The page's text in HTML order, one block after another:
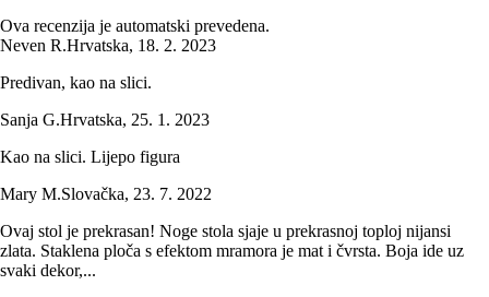
Ova recenzija je automatski prevedena.
Neven R.Hrvatska, 18. 2. 2023
Predivan, kao na slici.
Sanja G.Hrvatska, 25. 1. 2023
Kao na slici. Lijepo figura
Mary M.Slovačka, 23. 7. 2022
Ovaj stol je prekrasan! Noge stola sjaje u prekrasnoj toploj nijansi
zlata. Staklena ploča s efektom mramora je mat i čvrsta. Boja ide uz
svaki dekor,...